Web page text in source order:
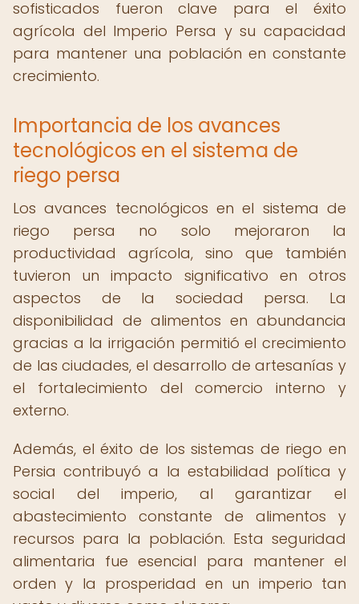
sofisticados fueron clave para el éxito
agrícola del Imperio Persa y su capacidad
para mantener una población en constante
crecimiento.
Importancia de los avances
tecnológicos en el sistema de
riego persa
Los avances tecnológicos en el sistema de
riego persa no solo mejoraron la
productividad agrícola, sino que también
tuvieron un impacto significativo en otros
aspectos de la sociedad persa. La
disponibilidad de alimentos en abundancia
gracias a la irrigación permitió el crecimiento
de las ciudades, el desarrollo de artesanías y
el fortalecimiento del comercio interno y
externo.
Además, el éxito de los sistemas de riego en
Persia contribuyó a la estabilidad política y
social del imperio, al garantizar el
abastecimiento constante de alimentos y
recursos para la población. Esta seguridad
alimentaria fue esencial para mantener el
orden y la prosperidad en un imperio tan